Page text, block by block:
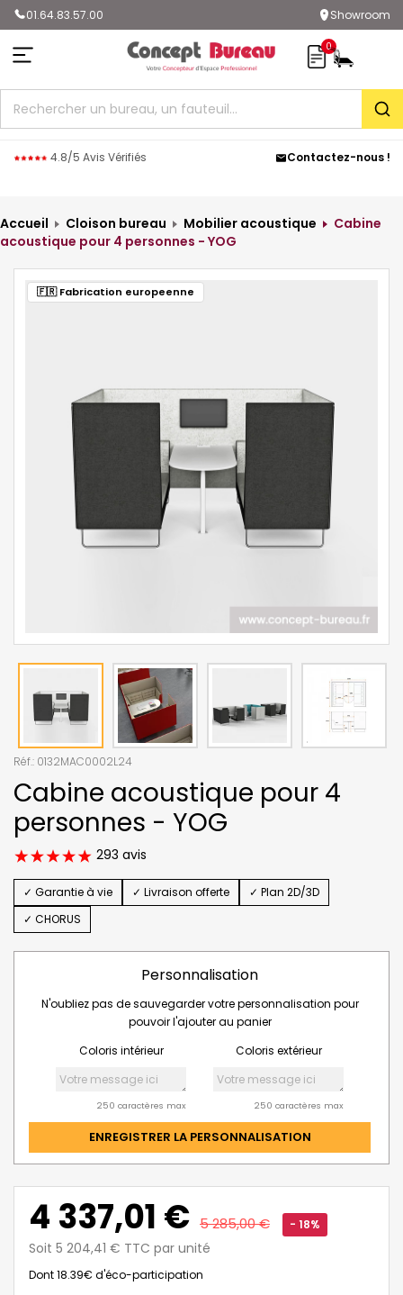
01.64.83.57.00 Showroom
0
4.8/5 Avis Vérifiés Contactez-nous !
Accueil Cloison bureau Mobilier acoustique
Cabine
acoustique pour 4 personnes - YOG
Réf.: 0132MAC0002L24
Cabine acoustique pour 4
personnes - YOG
293 avis
✓ Garantie à vie ✓ Livraison offerte
✓ Plan 2D/3D
✓ CHORUS
Personnalisation
N'oubliez pas de sauvegarder votre personnalisation pour
pouvoir l'ajouter au panier
Coloris intérieur
250 caractères max
Coloris extérieur
250 caractères max
ENREGISTRER LA PERSONNALISATION
4 337,01 € 5 285,00 € - 18%
Soit 5 204,41 € TTC par unité
Dont 18.39€ d'éco-participation